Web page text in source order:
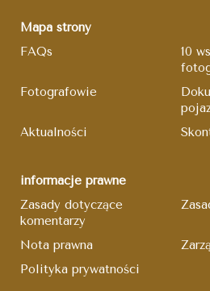
Mapa strony
FAQs
10
Fotografowie
Aktualności
informacje prawne
Zasady dotyczące
komentarzy
Nota prawna
Polityka prywatności